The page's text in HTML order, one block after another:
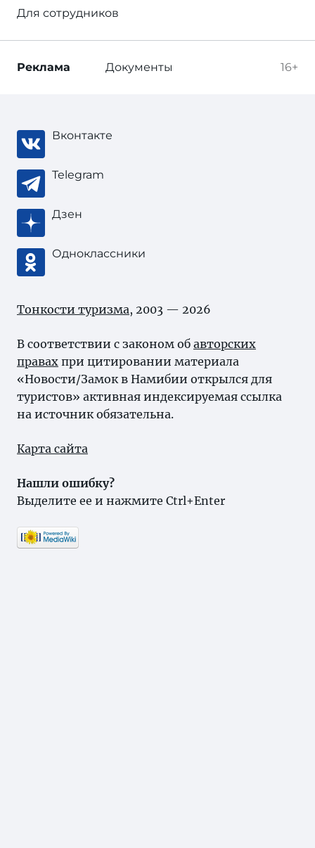
Для сотрудников
16+
Реклама Документы
Вконтакте
Telegram
Дзен
Одноклассники
Тонкости туризма, 2003 — 2026
В соответствии с законом об авторских
правах при цитировании материала
«Новости/Замок в Намибии открылся для
туристов» активная индексируемая ссылка
на источник обязательна.
Карта сайта
Нашли ошибку?
Выделите ее и нажмите Ctrl+Enter